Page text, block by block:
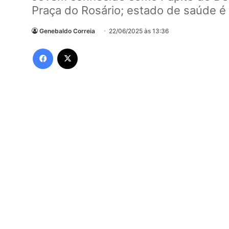
Praça do Rosário; estado de saúde é
Genebaldo Correia 22/06/2025 às 13:36
Facebook